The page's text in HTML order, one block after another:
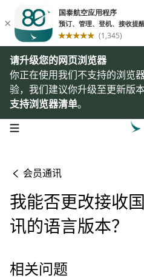
请升级您的网页浏览器
你正在使用我们不支持的浏览
验，我们建议你升级至更新
支持浏览器清单。
open navigation menu
会员通讯
我能否更改接收
讯的语言版本？
相关问题